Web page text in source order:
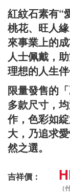
紅紋石素有“
桃花、旺人
來事業上的
人士佩戴，
理想的人生伴
限量發售的
多款尺寸，
作，色彩如
大，乃追求
然之選。
吉祥價：